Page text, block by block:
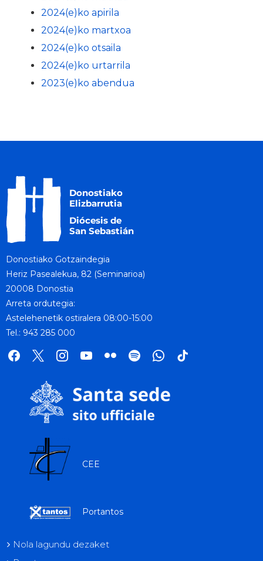
2024(e)ko apirila
2024(e)ko martxoa
2024(e)ko otsaila
2024(e)ko urtarrila
2023(e)ko abendua
Donostiako Gotzaindegia
Heriz Pasealekua, 82 (Seminarioa)
20008 Donostia
Arreta ordutegia:
Astelehenetik ostiralera 08:00-15:00
Tel.: 943 285 000
facebook
x instagramyoutube
flickr spotifywhatsapp
tik
CEE
Portantos
Nola lagundu dezaket